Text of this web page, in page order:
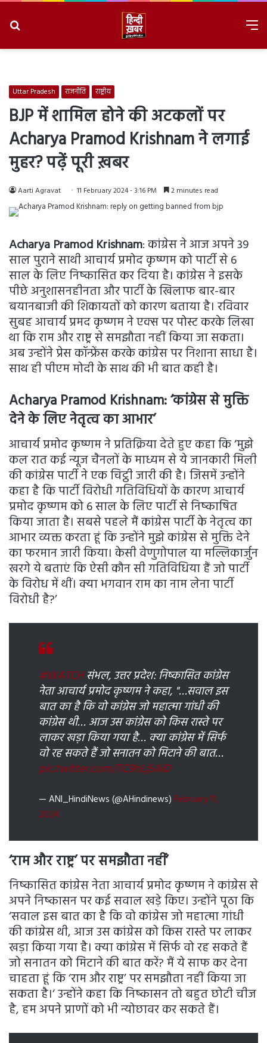
Uttar Pradesh राजनीति राष्ट्रीय
BJP में शामिल होने की अटकलों पर
Acharya Pramod Krishnam ने लगाई
मुहर? पढ़ें पूरी ख़बर
Aarti Agravat 11 February 2024 - 3:16 PM 2 minutes read
Acharya Pramod Krishnam: कांग्रेस ने आज अपने 39
साल पुराने साथी आचार्य प्रमोद कृष्णम को पार्टी से 6
साल के लिए निष्कासित कर दिया है। कांग्रेस ने इसके
पीछे अनुशासनहीनता और पार्टी के खिलाफ बार-बार
बयानबाजी की शिकायतों को कारण बताया है। रविवार
सुबह आचार्य प्रमद कृष्णम ने एक्स पर पोस्ट करके लिखा
था कि राम और राष्ट्र से समझौता नहीं किया जा सकता।
अब उन्होंने प्रेस कॉन्फ्रेंस करके कांग्रेस पर निशाना साधा है।
साथ ही पीएम मोदी के साथ की भी बात कही है।
Acharya Pramod Krishnam:‘कांग्रेस से मुक्ति
देने के लिए नेतृत्व का आभार’
आचार्य प्रमोद कृष्णम ने प्रतिक्रिया देते हुए कहा कि ‘मुझे
कल रात कई न्यूज चैनलों के माध्यम से ये जानकारी मिली
की कांग्रेस पार्टी ने एक चिट्ठी जारी की है। जिसमें उन्होंने
कहा है कि पार्टी विरोधी गतिविधियों के कारण आचार्य
प्रमोद कृष्णम को 6 साल के लिए पार्टी से निष्काषित
किया जाता है। सबसे पहले मैं कांग्रेस पार्टी के नेतृत्व का
आभार व्यक्त करता हूं कि उन्होंने मुझे कांग्रेस से मुक्ति देने
का फरमान जारी किया। केसी वेणुगोपाल या मल्लिकार्जुन
खरगे ये बताएं कि ऐसी कौन सी गतिविधिया हैं जो पार्टी
के विरोध में थीं। क्या भगवान राम का नाम लेना पार्टी
विरोधी है?’
#WATCHसंभल, उत्तर प्रदेश: निष्कासित कांग्रेस
नेता आचार्य प्रमोद कृष्णम ने कहा, "…सवाल इस
बात का है कि वो कांग्रेस जो महात्मा गांधी की
कांग्रेस थी… आज उस कांग्रेस को किस रास्ते पर
लाकर खड़ा किया गया है… क्या कांग्रेस में सिर्फ
वो रह सकते हैं जो सनातन को मिटाने की बात…
pic.twitter.com/TC9hLj5AiD
— ANI_HindiNews (@AHindinews) February 11,
2024
‘राम और राष्ट्र’ पर समझौता नहीं’
निष्कासित कांग्रेस नेता आचार्य प्रमोद कृष्णम ने कांग्रेस से
अपने निष्कासन पर कई सवाल खड़े किए। उन्होंने पूठा कि
‘सवाल इस बात का है कि वो कांग्रेस जो महात्मा गांधी
की कांग्रेस थी, आज उस कांग्रेस को किस रास्ते पर लाकर
खड़ा किया गया है। क्या कांग्रेस में सिर्फ वो रह सकते हैं
जो सनातन को मिटाने की बात करें? मैं ये साफ कर देना
चाहता हूं कि ‘राम और राष्ट्र’ पर समझौता नहीं किया जा
सकता है।‘ उन्होंने कहा कि निष्कासन तो बहुत छोटी चीज
है, हम अपने प्राणों को भी न्योछावर कर सकते हैं।